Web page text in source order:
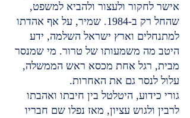
אישר לחקור ולעצור ולהביא למשפט,
שהחל רק ב-1984. שמיר, על אף אהדתו
למתנחלים וארץ ישראל השלמה, ידע
היטב מה משמעותו של טרור. מי שמנסר
מבית, רגל אחת מכסא ראש הממשלה,
עלול לנסר גם את האחרות.
גורי כידוע, היטלטל בין חיבתו ואהבתו
לרבין ולגוש עציון, מאז נפלו שם חבריו